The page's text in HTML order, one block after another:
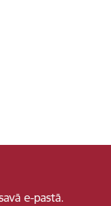
e-pastā.